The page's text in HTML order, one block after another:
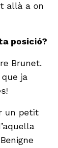
allà a on
posició?
Brunet.
ja
un petit